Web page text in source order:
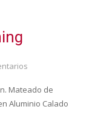
Mateado de
Aluminio Calado